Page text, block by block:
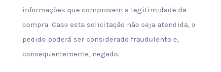
informações que comprovem a legitimidade da
compra. Caso esta solicitação não seja atendida, o
pedido poderá ser considerado fraudulento e,
consequentemente, negado.